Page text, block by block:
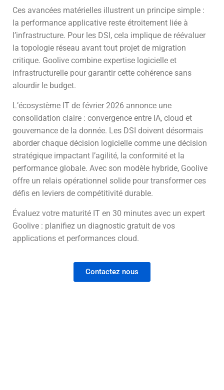
Ces avancées matérielles illustrent un principe simple :
la performance applicative reste étroitement liée à
l’infrastructure. Pour les DSI, cela implique de réévaluer
la topologie réseau avant tout projet de migration
critique. Goolive combine expertise logicielle et
infrastructurelle pour garantir cette cohérence sans
alourdir le budget.
L’écosystème IT de février 2026 annonce une
consolidation claire : convergence entre IA, cloud et
gouvernance de la donnée. Les DSI doivent désormais
aborder chaque décision logicielle comme une décision
stratégique impactant l’agilité, la conformité et la
performance globale. Avec son modèle hybride, Goolive
offre un relais opérationnel solide pour transformer ces
défis en leviers de compétitivité durable.
Évaluez votre maturité IT en 30 minutes avec un expert
Goolive : planifiez un diagnostic gratuit de vos
applications et performances cloud.
Contactez nous